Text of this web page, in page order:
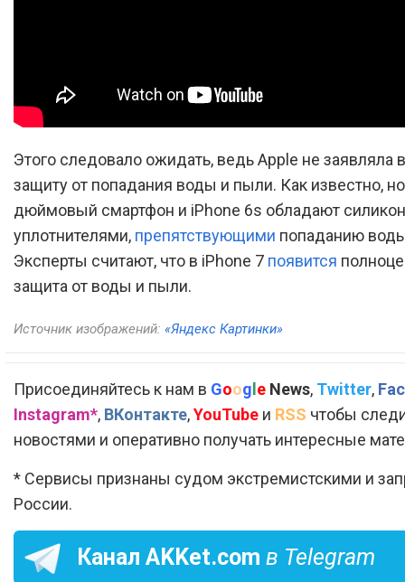
Этого следовало ожидать, ведь Apple не заявляла
защиту от попадания воды и пыли. Как известно,
дюймовый смартфон и iPhone 6s обладают
уплотнителями, препятствующими попаданию
Эксперты считают, что в iPhone 7 появится
защита от воды и пыли.
Источник изображений: «Яндекс Картинки»
Присоединяйтесь к нам в Goog e News, Twitter,
Instagram*, ВКонтакте,YouTube и RSS чтобы
новостями и оперативно получать интересные
* Сервисы признаны судом экстремистскими и
России.
Канал AKKet.com в Telegram